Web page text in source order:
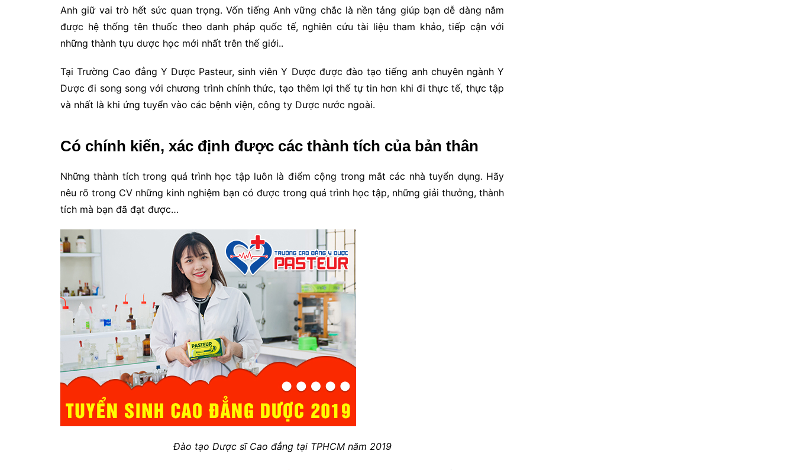
Anh giữ vai trò hết sức quan trọng. Vốn tiếng Anh vững chắc là nền tảng giúp bạn dễ dàng nắm
được hệ thống tên thuốc theo danh pháp quốc tế, nghiên cứu tài liệu tham khảo, tiếp cận với
những thành tựu dược học mới nhất trên thế giới..
Tại Trường Cao đẳng Y Dược Pasteur, sinh viên Y Dược được đào tạo tiếng anh chuyên ngành Y
Dược đi song song với chương trình chính thức, tạo thêm lợi thế tự tin hơn khi đi thực tế, thực tập
và nhất là khi ứng tuyển vào các bệnh viện, công ty Dược nước ngoài.
Có chính kiến, xác định được các thành tích của bản thân
Những thành tích trong quá trình học tập luôn là điểm cộng trong mắt các nhà tuyển dụng. Hãy
nêu rõ trong CV những kinh nghiệm bạn có được trong quá trình học tập, những giải thưởng, thành
tích mà bạn đã đạt được…
Đào tạo Dược sĩ Cao đẳng tại TPHCM năm 2019